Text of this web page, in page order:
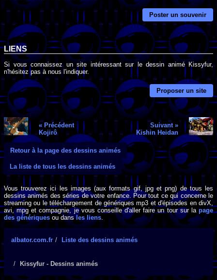
Poster un souvenir
LIENS
Si vous connaissez un site intéressant sur le dessin animé Kissyfur,
n'hésitez pas à nous l'indiquer.
Proposer un site
« Précédent
Kojirô
Suivant »
Kishin Heidan
Retour à la page des dessins animés
La liste de tous les dessins animés
Vous trouverez ici les images (aux formats gif, jpg et png) de tous les
dessins animés des séries de votre enfance. Pour tout ce qui concerne le
streaming ou le téléchargement de génériques mp3 et d'épisodes en divX,
avi, mpg et compagnie, je vous conseille d'aller faire un tour sur la page
des génériques ou dansles liens.
albator.com.fr Liste des dessins animés
Kissyfur - Dessins animés